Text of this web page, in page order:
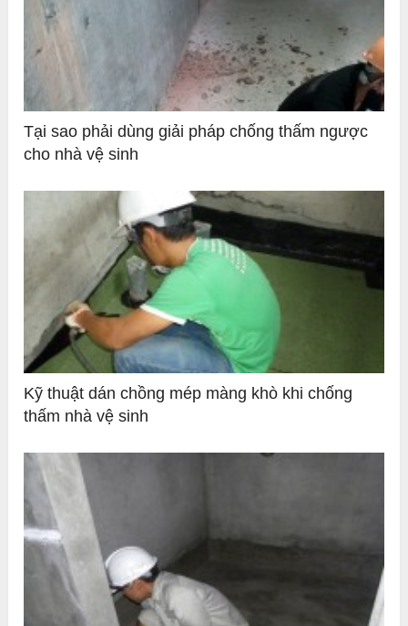
Tại sao phải dùng giải pháp chống thấm ngược
cho nhà vệ sinh
Kỹ thuật dán chồng mép màng khò khi chống
thấm nhà vệ sinh